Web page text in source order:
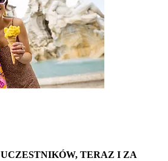
TERAZ I ZA